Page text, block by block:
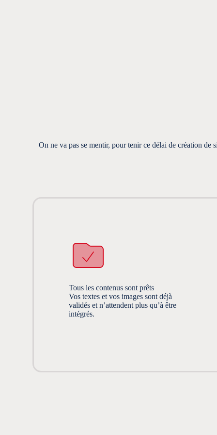
On ne va pas se mentir, pour tenir ce délai de création de
Tous les contenus sont prêts
Vos textes et vos images sont déjà
validés et n’attendent plus qu’à être
intégrés.